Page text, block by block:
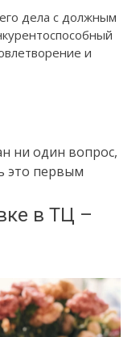
дела с должным
и
ни один вопрос,
это первым
в ТЦ –